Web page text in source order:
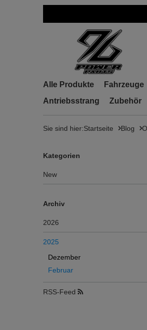
Alle Produkte Fahrzeuge
Antriebsstrang
Zubehör
Sie sind hier:Startseite Blog
Kategorien
New
Archiv
2026
2025
Dezember
Februar
RSS-Feed